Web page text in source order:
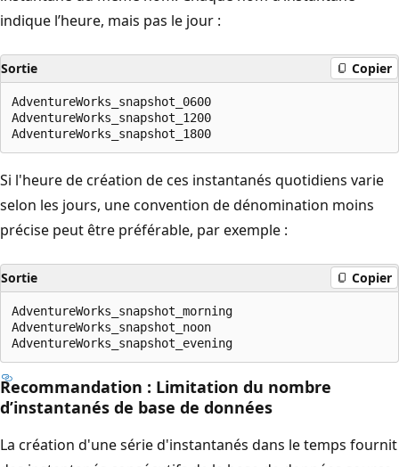
indique l’heure, mais pas le jour :
Sortie Copier
AdventureWorks_snapshot_0600
AdventureWorks_snapshot_1200
Si l'heure de création de ces instantanés quotidiens varie
selon les jours, une convention de dénomination moins
précise peut être préférable, par exemple :
Sortie Copier
AdventureWorks_snapshot_morning
AdventureWorks_snapshot_noon
Recommandation : Limitation du nombre
d’instantanés de base de données
La création d'une série d'instantanés dans le temps fournit